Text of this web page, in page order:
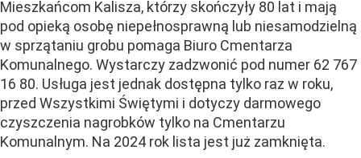
Mieszkańcom Kalisza, którzy skończyły 80 lat i mają
pod opieką osobę niepełnosprawną lub niesamodzielną
w sprzątaniu grobu pomaga Biuro Cmentarza
Komunalnego. Wystarczy zadzwonić pod numer 62 767
16 80. Usługa jest jednak dostępna tylko raz w roku,
przed Wszystkimi Świętymi i dotyczy darmowego
czyszczenia nagrobków tylko na Cmentarzu
Komunalnym. Na 2024 rok lista jest już zamknięta.